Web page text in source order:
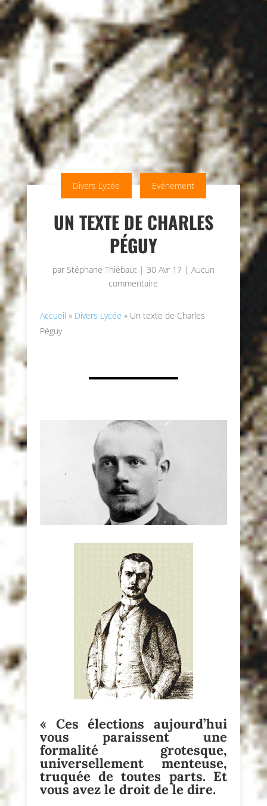
Divers Lycée Evénement
UN TEXTE DE CHARLES
PÉGUY
par Stéphane Thiébaut| 30 Avr 17| Aucun
commentaire
Accueil » Divers Lycée » Un texte de Charles
Péguy
« Ces élections aujourd’hui
vous paraissent une
formalité grotesque,
universellement menteuse,
truquée de toutes parts. Et
vous avez le droit de le dire.